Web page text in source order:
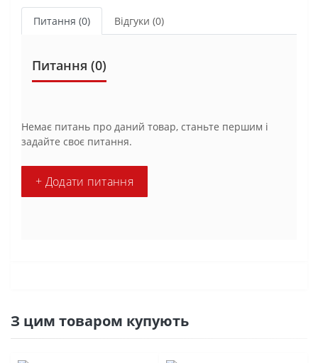
Питання (0) Відгуки (0)
Питання (0)
Немає питань про даний товар, станьте першим і
задайте своє питання.
+ Додати питання
З цим товаром купують